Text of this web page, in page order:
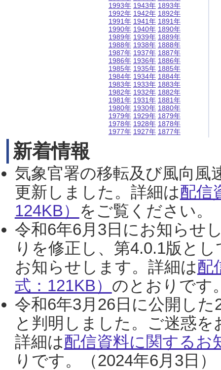
1993年
1992年
1991年
1990年
1989年
1988年
1987年
1986年
1985年
1984年
1983年
1982年
1981年
1980年
1979年
1978年
1977年
1943年
1942年
1941年
1940年
1939年
1938年
1937年
1936年
1935年
1934年
1933年
1932年
1931年
1930年
1929年
1928年
1927年
1893年
1892年
1891年
1890年
1889年
1888年
1887年
1886年
1885年
1884年
1883年
1882年
1881年
1880年
1879年
1878年
1877年
新着情報
気象官署の移転及び風向風
更新しました。詳細は配信
124KB） をご覧ください。
令和6年6月3日にお知らせ
りを修正し、第4.0.1版と
お知らせします。詳細は配
式：121KB） のとおりです
令和6年3月26日に公開し
と判明しました。ご迷惑
詳細は配信資料に関するお
りです。（2024年6月3日）